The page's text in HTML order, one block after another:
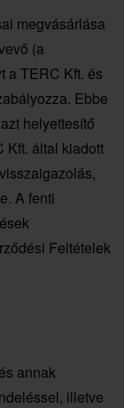
megvásárlása
(a
a TERC Kft. és
Ebbe
helyettesítő
Kft. által kiadott
A fenti
Feltételek
annak
illetve